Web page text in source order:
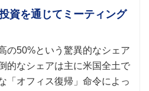
資を通じてミーティング
の50%という驚異的なシェア
的なシェアは主に米国全土で
「オフィス復帰」命令によっ